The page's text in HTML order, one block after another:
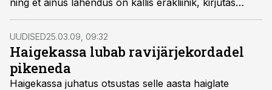
ning et ainus lahendus on kallis erakliinik, kirjutas
Tarbija24.
UUDISED25.03.09, 09:32
Haigekassa lubab ravijärjekordadel
pikeneda
Haigekassa juhatus otsustas selle aasta haiglate